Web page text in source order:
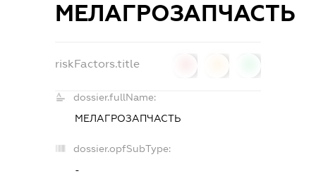
МЕЛАГРОЗАПЧАСТЬ
riskFactors.title
dossier.fullName:
МЕЛАГРОЗАПЧАСТЬ
dossier.opfSubType:
-